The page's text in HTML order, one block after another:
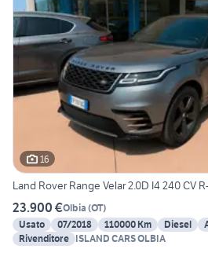
16
Land Rover Range Velar 2.0D I4 240 CV
23.900 €Olbia (OT)
Usato
07/2018 110000 Km Diesel
Rivenditore ISLAND CARS OLBIA